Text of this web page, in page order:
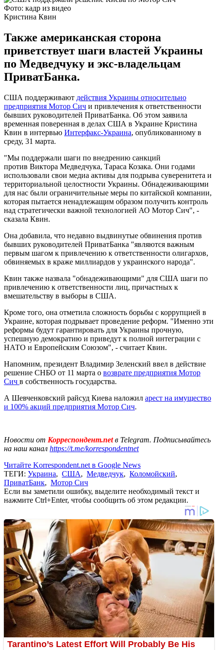
Фото: кадр из видео
Кристина Квин
Также американская сторона
приветствует шаги властей Украины
по Медведчуку и экс-владельцам
ПриватБанка.
США поддерживают действия Украины относительно
предприятия Мотор Сич и привлечения к ответственности
бывших руководителей ПриватБанка. Об этом заявила
временная поверенная в делах США в Украине Кристина
Квин в интервью Интерфакс-Украина, опубликованному в
среду, 31 марта.
"Мы поддержали шаги по внедрению санкций
против Виктора Медведчука, Тараса Козака. Они годами
использовали свои медиа активы для подрыва суверенитета и
территориальной целостности Украины. Обнадеживающими
для нас были ограничительные меры по китайской компании,
которая пытается ненадлежащим образом получить контроль
над стратегически важной технологией АО Мотор Сич", -
сказала Квин.
Она добавила, что недавно выдвинутые обвинения против
бывших руководителей ПриватБанка "являются важным
первым шагом к привлечению к ответственности олигархов,
обвиняемых в краже миллиардов у украинского народа".
Квин также назвала "обнадеживающими" для США шаги по
привлечению к ответственности лиц, причастных к
вмешательству в выборы в США.
Кроме того, она отметила сложность борьбы с коррупцией в
Украине, которая подрывает проведение реформ. "Именно эти
реформы будут гарантировать для Украины прочную,
успешную демократию и приведут к полной интеграции с
НАТО и Европейским Союзом", - считает Квин.
Напомним, президент Владимир Зеленский ввел в действие
решение СНБО от 11 марта о возврате предприятия Мотор
Сич в собственность государства.
А Шевченковский райсуд Киева наложил арест на имущество
и 100% акций предприятия Мотор Сич.
Новости от Корреспондент.netв Telegram. Подписывайтесь
на наш канал https://t.me/korrespondentnet
Читайте Korrespondent.net в Google News
ТЕГИ: Украина, США, Медведчук, Коломойский,
ПриватБанк, Мотор Сич
Если вы заметили ошибку, выделите необходимый текст и
нажмите Ctrl+Enter, чтобы сообщить об этом редакции.